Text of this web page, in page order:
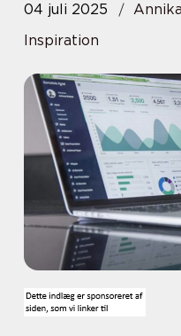
04 juli 2025
Inspiration